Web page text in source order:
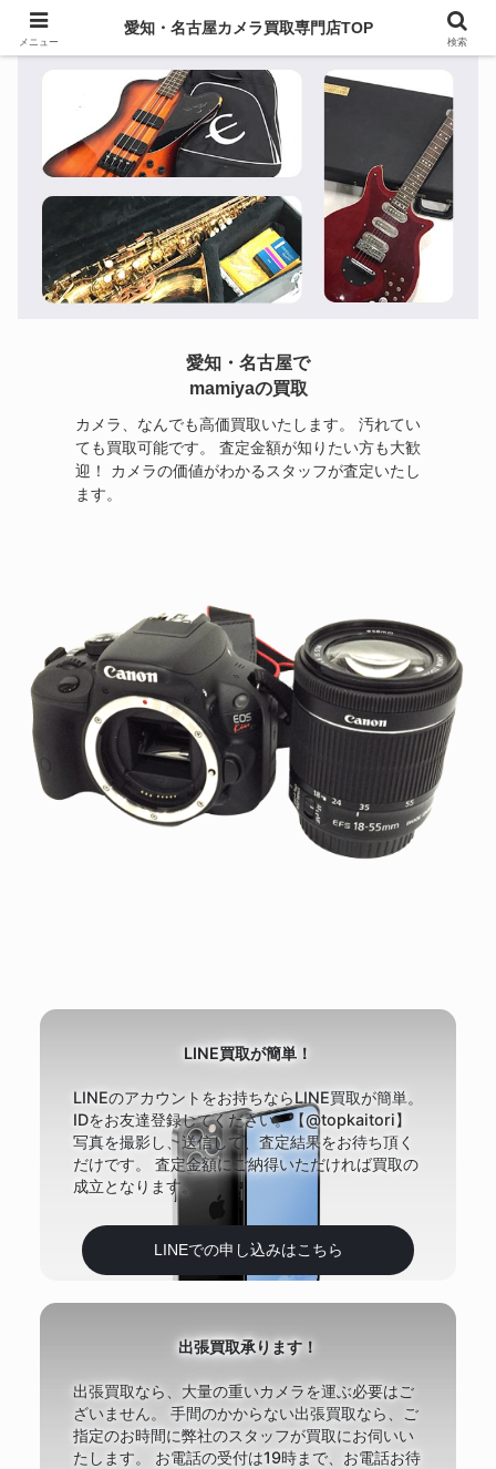
愛知・名古屋で
mamiyaの買取
カメラ、なんでも高価買取いたします。 汚れてい
ても買取可能です。 査定金額が知りたい方も大歓
迎！ カメラの価値がわかるスタッフが査定いたし
ます。
LINE買取が簡単！
LINEのアカウントをお持ちならLINE買取が簡単。
IDをお友達登録してください。【@topkaitori】
写真を撮影し、送信して、査定結果をお待ち頂く
だけです。 査定金額にご納得いただければ買取の
成立となります。
LINEでの申し込みはこちら
出張買取承ります！
出張買取なら、大量の重いカメラを運ぶ必要はご
ざいません。 手間のかからない出張買取なら、ご
指定のお時間に弊社のスタッフが買取にお伺いい
たします。 お電話の受付は19時まで、お電話お待
メニュー
愛知・名古屋カメラ買取専門店TOP
検索